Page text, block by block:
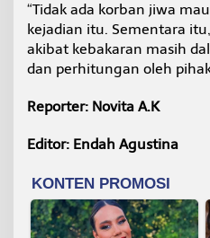
“Tidak ada korban jiwa
kejadian itu. Sementara
akibat kebakaran masih
dan perhitungan oleh
Reporter: Novita A.K
Editor: Endah Agustina